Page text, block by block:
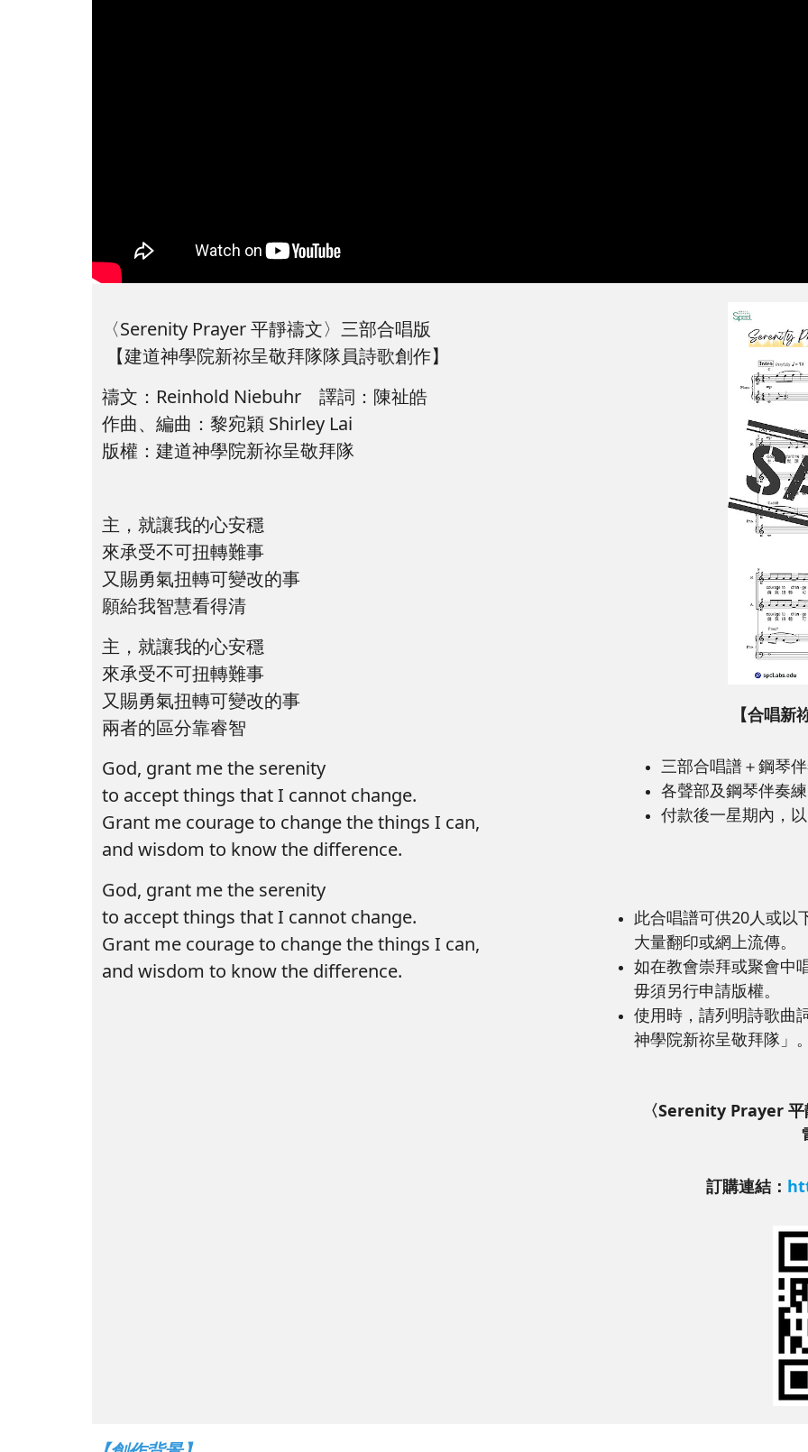
〈Serenity Prayer 平靜禱文〉三部合唱版
【建道神學院新祢呈敬拜隊隊員詩歌創作】
禱文：Reinhold Niebuhr 譯詞：陳祉皓
作曲、編曲：黎宛穎 Shirley Lai
版權：建道神學院新祢呈敬拜隊
主，就讓我的心安穩
來承受不可扭轉難事
又賜勇氣扭轉可變改的事
願給我智慧看得清
主，就讓我的心安穩
來承受不可扭轉難事
又賜勇氣扭轉可變改的事
兩者的區分靠睿智
God, grant me the serenity
to accept things that I cannot change.
Grant me courage to change the things I can,
and wisdom to know the difference.
God, grant me the serenity
to accept things that I cannot change.
Grant me courage to change the things I can,
and wisdom to know the difference.
【合唱
三部合唱譜＋鋼琴
各聲部及鋼琴伴奏
付款後一星期內，
此合唱譜可供20人或以
大量翻印或網上流傳。
如在教會崇拜或聚會中
毋須另行申請版權。
使用時，請列明詩歌曲
神學院新祢呈敬拜隊」
〈Serenity Prayer
訂購連結：